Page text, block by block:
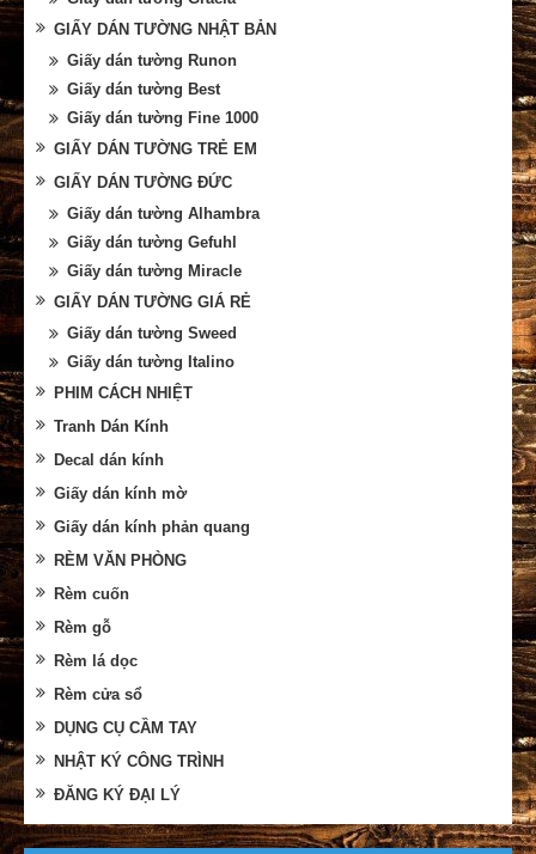
GIẤY DÁN TƯỜNG NHẬT BẢN
Giấy dán tường Runon
Giấy dán tường Best
Giấy dán tường Fine 1000
GIẤY DÁN TƯỜNG TRẺ EM
GIẤY DÁN TƯỜNG ĐỨC
Giấy dán tường Alhambra
Giấy dán tường Gefuhl
Giấy dán tường Miracle
GIẤY DÁN TƯỜNG GIÁ RẺ
Giấy dán tường Sweed
Giấy dán tường Italino
PHIM CÁCH NHIỆT
Tranh Dán Kính
Decal dán kính
Giấy dán kính mờ
Giấy dán kính phản quang
RÈM VĂN PHÒNG
Rèm cuốn
Rèm gỗ
Rèm lá dọc
Rèm cửa sổ
DỤNG CỤ CẦM TAY
NHẬT KÝ CÔNG TRÌNH
ĐĂNG KÝ ĐẠI LÝ